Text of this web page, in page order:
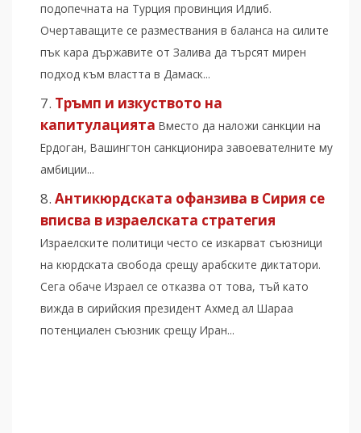
подопечната на Турция провинция Идлиб.
Очертаващите се размествания в баланса на силите
пък кара държавите от Залива да търсят мирен
подход към властта в Дамаск...
Тръмп и изкуството на
капитулацията Вместо да наложи санкции на
Ердоган, Вашингтон санкционира завоевателните му
амбиции...
Антикюрдската офанзива в Сирия се
вписва в израелската стратегия
Израелските политици често се изкарват съюзници
на кюрдската свобода срещу арабските диктатори.
Сега обаче Израел се отказва от това, тъй като
вижда в сирийския президент Ахмед ал Шараа
потенциален съюзник срещу Иран...